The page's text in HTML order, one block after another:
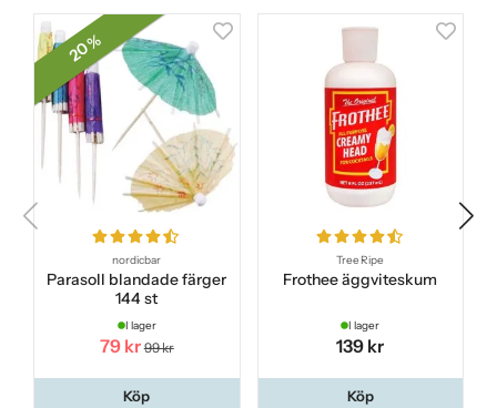
20 %
nordicbar
Parasoll blandade färger
144 st
I lager
79 kr 99 kr
Köp
Tree Ripe
Frothee äggviteskum
I lager
139 kr
Köp